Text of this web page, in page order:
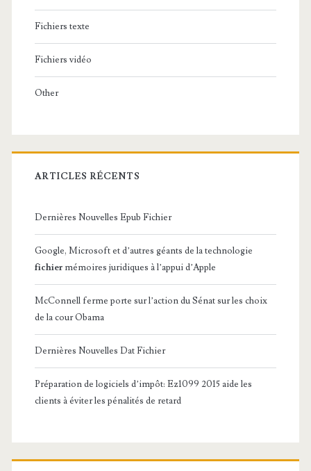
Fichiers texte
Fichiers vidéo
Other
ARTICLES RÉCENTS
Dernières Nouvelles Epub Fichier
Google, Microsoft et d’autres géants de la technologie
fichier mémoires juridiques à l’appui d’Apple
McConnell ferme porte sur l’action du Sénat sur les choix
de la cour Obama
Dernières Nouvelles Dat Fichier
Préparation de logiciels d’impôt: Ez1099 2015 aide les
clients à éviter les pénalités de retard